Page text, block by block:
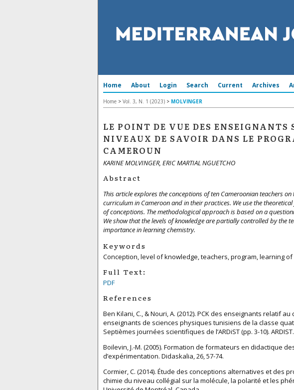
Home About Login Search Current Archives
Home > Vol. 3, N. 1 (2023) > MOLVINGER
LE POINT DE VUE DES ENSEIGNANTS
NIVEAUX DE SAVOIR DANS LE
CAMEROUN
KARINE MOLVINGER, ERIC MARTIAL NGUETCHO
Abstract
This article explores the conceptions of ten Cameroonian teachers
curriculum in Cameroon and in their practices. We use the
of conceptions. The methodological approach is based on a
We show that the levels of knowledge are partially controlled by the
importance in learning chemistry.
Keywords
Conception, level of knowledge, teachers, program, learning
Full Text:
PDF
References
Ben Kilani, C., & Nouri, A. (2012). PCK des enseignants relatif
enseignants de sciences physiques tunisiens de la classe
Septièmes journées scientifiques de l’ARDiST (pp. 3-10). ARDIST.
Boilevin, J.-M. (2005). Formation de formateurs en didactique
d’expérimentation. Didaskalia, 26, 57-74.
Cormier, C. (2014). Étude des conceptions alternatives et des
chimie du niveau collégial sur la molécule, la polarité et les